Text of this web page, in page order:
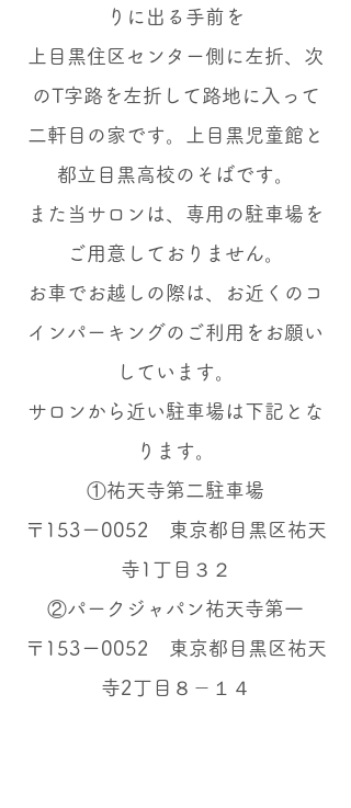
りに出る 手前を
上目黒住区センター側に左折、次
のT字路を左折して路地に入って
二軒目の家です。上目黒児童館と
都立目黒高校の そばです。
また当サロンは、専用の駐車場を
ご用意しておりません。
お車でお越しの際は、お近くのコ
インパーキングのご利用をお願い
しています。
サロンから近い駐車場は下記とな
ります。
①祐天寺第二駐車場
〒153ー0052 東京都目黒区祐天
寺1丁目３２
②パークジャパン祐天寺第一
〒153ー0052 東京都目黒区祐天
寺2丁目８－１４